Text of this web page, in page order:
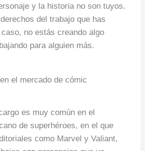
y la historia no son tuyos.
del trabajo que has
no estás creando algo
para alguien más.
el mercado de cómic
es muy común en el
de superhéroes, en el que
como Marvel y Valiant,